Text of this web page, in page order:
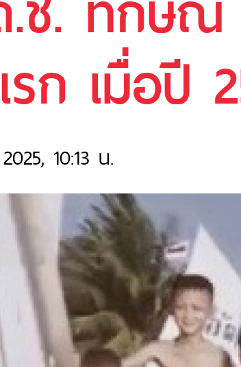
ก เมื่อปี
10:13 น.